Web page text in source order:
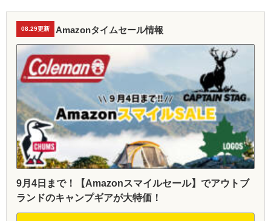
08.29更新 Amazonタイムセール情報
9月4日まで！【Amazonスマイルセール】でアウトブ
ランドのキャンプギアが大特価！